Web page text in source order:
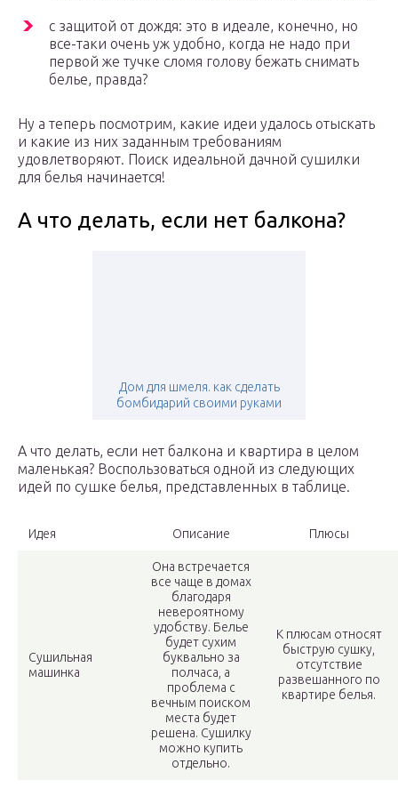
с защитой от дождя: это в идеале, конечно, но
все-таки очень уж удобно, когда не надо при
первой же тучке сломя голову бежать снимать
белье, правда?
Ну а теперь посмотрим, какие идеи удалось отыскать
и какие из них заданным требованиям
удовлетворяют. Поиск идеальной дачной сушилки
для белья начинается!
А что делать, если нет балкона?
Дом для шмеля. как сделать
бомбидарий своими руками
А что делать, если нет балкона и квартира в целом
маленькая? Воспользоваться одной из следующих
идей по сушке белья, представленных в таблице.
Идея Описание Плюсы
Сушильная
машинка
Она встречается
все чаще в домах
благодаря
невероятному
удобству. Белье
будет сухим
буквально за
полчаса, а
проблема с
вечным поиском
места будет
решена. Сушилку
можно купить
отдельно.
К плюсам относят
быструю сушку,
отсутствие
развешанного по
квартире белья.